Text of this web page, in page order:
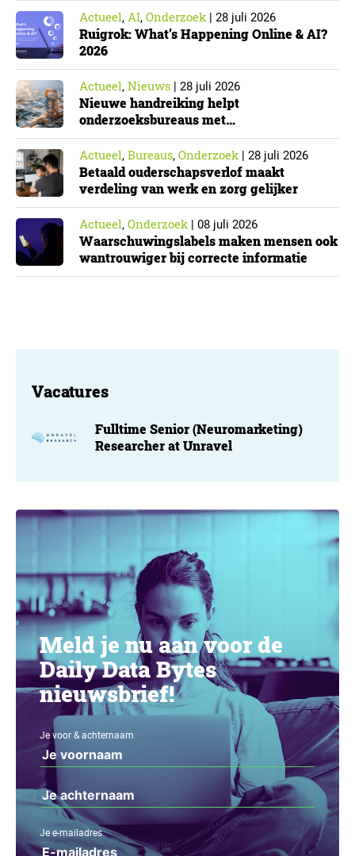
Actueel, AI, Onderzoek| 28 juli 2026
Ruigrok: What’s Happening Online & AI?
2026
Actueel, Nieuws | 28 juli 2026
Nieuwe handreiking helpt
onderzoeksbureaus met
Cyberbeveiligingswet
Actueel, Bureaus, Onderzoek| 28 juli 2026
Betaald ouderschapsverlof maakt
verdeling van werk en zorg gelijker
Actueel, Onderzoek| 08 juli 2026
Waarschuwingslabels maken mensen ook
wantrouwiger bij correcte informatie
Vacatures
Fulltime Senior (Neuromarketing)
Researcher at Unravel
Meld je nu aan voor de
Daily Data Bytes
nieuwsbrief!
Je voor & achternaam
Je e-mailadres